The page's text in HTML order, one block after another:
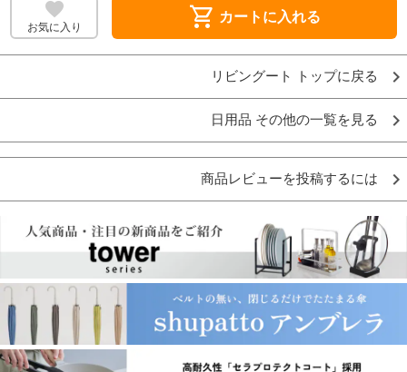
お気に入り shopping_cart カートに入れる
リビングート トップに戻る
日用品 その他の一覧を見る
商品レビューを投稿するには